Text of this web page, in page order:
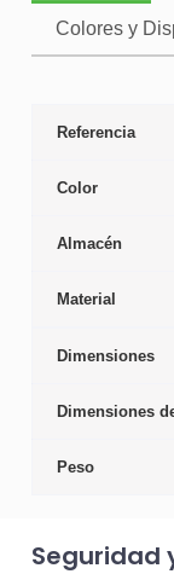
Colores y
Referencia
Color
Almacén
Material
Dimensiones
Dimensiones
Peso
Seguridad